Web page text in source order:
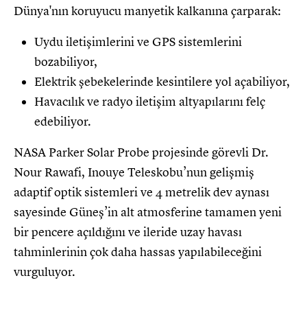
Dünya'nın koruyucu manyetik kalkanına çarparak:
Uydu iletişimlerini ve GPS sistemlerini
bozabiliyor,
Elektrik şebekelerinde kesintilere yol açabiliyor,
Havacılık ve radyo iletişim altyapılarını felç
edebiliyor.
NASA Parker Solar Probe projesinde görevli Dr.
Nour Rawafi, Inouye Teleskobu’nun gelişmiş
adaptif optik sistemleri ve 4 metrelik dev aynası
sayesinde Güneş’in alt atmosferine tamamen yeni
bir pencere açıldığını ve ileride uzay havası
tahminlerinin çok daha hassas yapılabileceğini
vurguluyor.